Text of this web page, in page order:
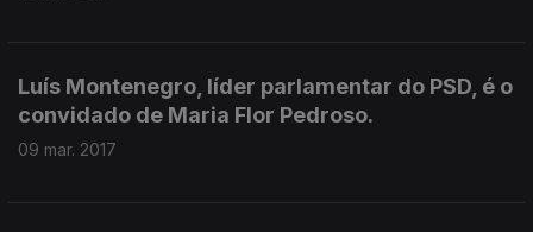
Luís Montenegro, líder parlamentar do PSD, é o
convidado de Maria Flor Pedroso.
09 mar. 2017